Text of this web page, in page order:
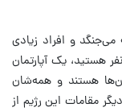
و افراد زیادی
هستید، یک آپارتمان
هستند و همه‌شان
مقامات این رژیم از